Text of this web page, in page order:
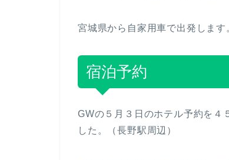
宮城県から自家用車で出発します
宿泊予約
GWの５月３日のホテル予約を４
した。（長野駅周辺）